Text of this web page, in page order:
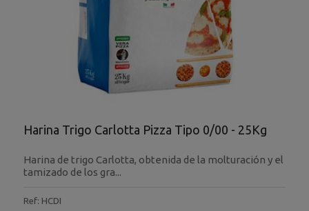
Harina Trigo Carlotta Pizza Tipo 0/00 - 25Kg
Harina de trigo Carlotta, obtenida de la molturación y el
tamizado de los gra...
Ref: HCDI